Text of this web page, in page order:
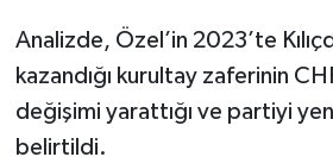
Analizde, Özel’in 2023’te
kazandığı kurultay zaferinin
değişimi yarattığı ve partiyi
belirtildi.